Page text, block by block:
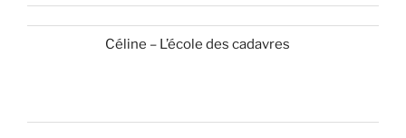
Céline – L’école des cadavres